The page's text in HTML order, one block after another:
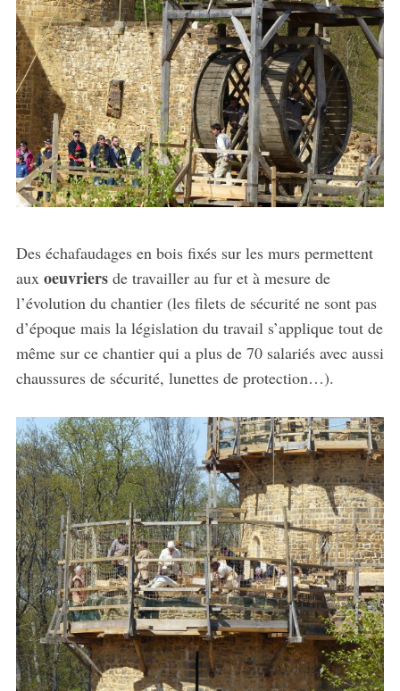
Des échafaudages en bois fixés sur les murs permettent
aux oeuvriersde travailler au fur et à mesure de
l’évolution du chantier (les filets de sécurité ne sont pas
d’époque mais la législation du travail s’applique tout de
même sur ce chantier qui a plus de 70 salariés avec aussi
chaussures de sécurité, lunettes de protection…).